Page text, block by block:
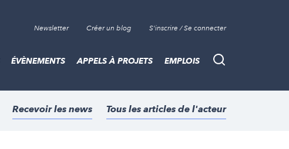
Newsletter Créer un blog S'inscrire / Se connecter
Recherche
ÉVÈNEMENTS APPELS À PROJETS EMPLOIS
Recevoir les news Tous les articles de l'acteur